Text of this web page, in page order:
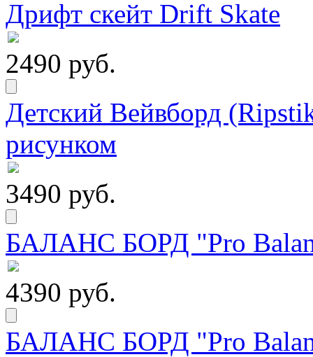
Дрифт скейт Drift Skate
2490 руб.
Детский Вейвборд
рисунком
3490 руб.
БАЛАНС БОРД "Pro
4390 руб.
БАЛАНС БОРД "Pro